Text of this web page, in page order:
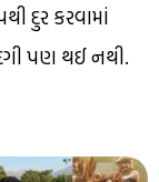
દુર કરવામાં
પણ થઈ નથી.